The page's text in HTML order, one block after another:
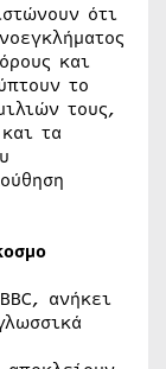
ότι
και
το
τους,
τα
ανήκει